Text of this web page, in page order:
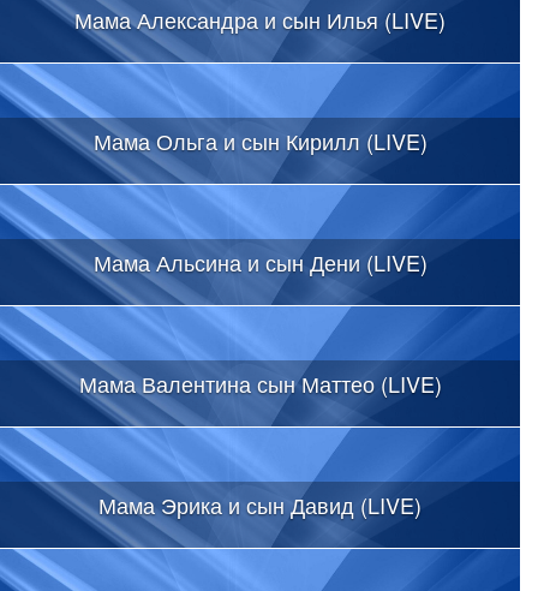
Мама Александра и сын Илья (LIVE)
Мама Ольга и сын Кирилл (LIVE)
Мама Альсина и сын Дени (LIVE)
Мама Валентина сын Маттео (LIVE)
Мама Эрика и сын Давид (LIVE)